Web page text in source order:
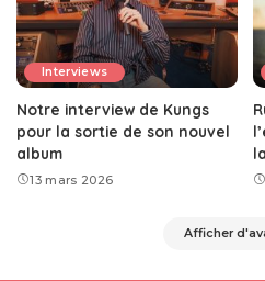
Interviews
Notre interview de Kungs
pour la sortie de son nouvel
album
13 mars 2026
Afficher